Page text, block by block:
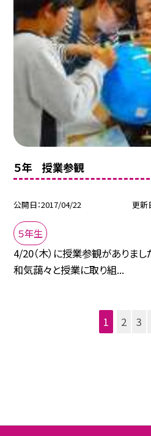
５年 授業参観
公開日 2017/04/22 更新
５年生
4/20（木）に授業参観がありまし
和気藹々と授業に取り組...
1 2 3